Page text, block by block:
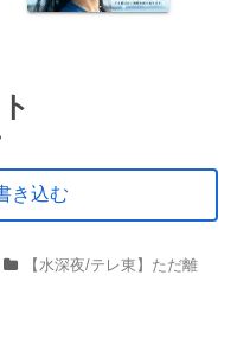
き込む
【水深夜/テレ東】ただ離